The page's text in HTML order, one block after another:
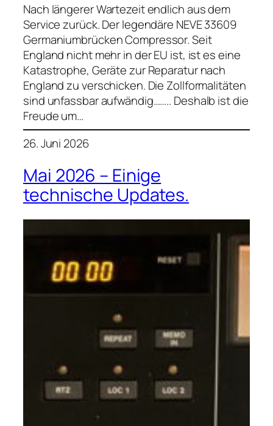
Nach längerer Wartezeit endlich aus dem
Service zurück. Der legendäre NEVE 33609
Germaniumbrücken Compressor. Seit
England nicht mehr in der EU ist, ist es eine
Katastrophe, Geräte zur Reparatur nach
England zu verschicken. Die Zollformalitäten
sind unfassbar aufwändig…….. Deshalb ist die
Freude um…
26. Juni 2026
Mai 2026 – Einige
technische Updates.